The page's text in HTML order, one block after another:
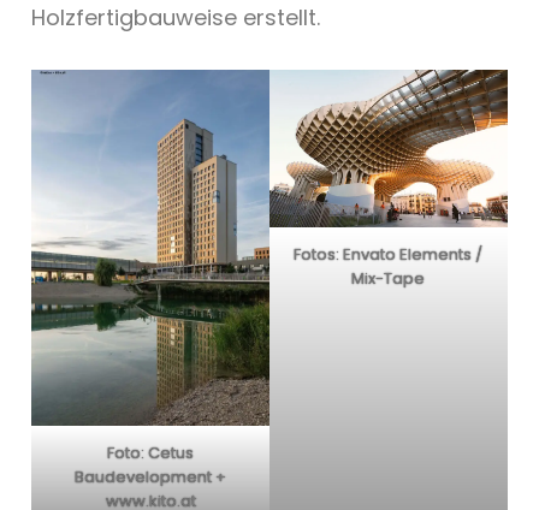
Holzfertigbauweise erstellt.
Foto: Cetus
Baudevelopment +
www.kito.at
Fotos: Envato Elements /
Mix-Tape